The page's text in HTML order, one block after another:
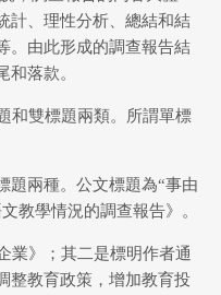
計、理性分析、總結和結
。由此形成的調查報告結
落款。
和雙標題兩類。所謂單標
題兩種。公文標題為“事由
教學情況的調查報告》。
業》；其二是標明作者通
整教育政策，增加教育投